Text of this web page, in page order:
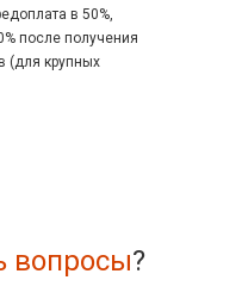
в 50%,
после получения
(для крупных
вопросы?